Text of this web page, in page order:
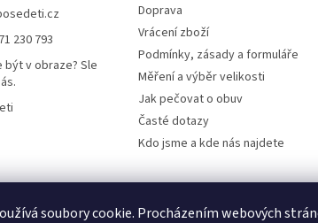
soubory cookie. Procházením webových
230 793
být v obraze? Sle
Doprava
Vrácení zboží
Podmínky, zásady a formuláře
Měření a výběr velikosti
Jak pečovat o obuv
Časté dotazy
Kdo jsme a kde nás najdete